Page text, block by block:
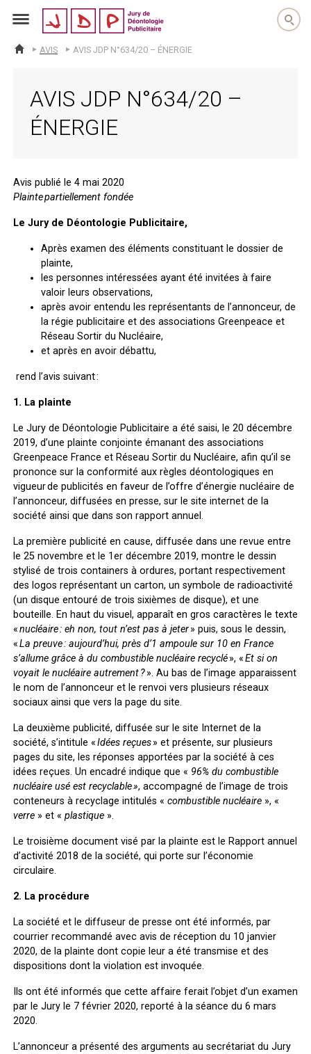
jdp
ACCUEIL
AVIS AVIS JDP N°634/20 – ÉNERGIE
AVIS JDP N°634/20 –
ÉNERGIE
Avis publié le 4 mai 2020
Plainte partiellement fondée
Le Jury de Déontologie Publicitaire,
Après examen des éléments constituant le dossier de
plainte,
les personnes intéressées ayant été invitées à faire
valoir leurs observations,
après avoir entendu les représentants de l’annonceur, de
la régie publicitaire et des associations Greenpeace et
Réseau Sortir du Nucléaire,
et après en avoir débattu,
rend l’avis suivant :
1. La plainte
Le Jury de Déontologie Publicitaire a été saisi, le 20 décembre
2019, d’une plainte conjointe émanant des associations
Greenpeace France et Réseau Sortir du Nucléaire, afin qu’il se
prononce sur la conformité aux règles déontologiques en
vigueur de publicités en faveur de l’offre d’énergie nucléaire de
l’annonceur, diffusées en presse, sur le site internet de la
société ainsi que dans son rapport annuel.
La première publicité en cause, diffusée dans une revue entre
le 25 novembre et le 1erdécembre 2019, montre le dessin
stylisé de trois containers à ordures, portant respectivement
des logos représentant un carton, un symbole de radioactivité
(un disque entouré de trois sixièmes de disque), et une
bouteille. En haut du visuel, apparaît en gros caractères le texte
«nucléaire : eh non, tout n’est pas à jeter» puis, sous le dessin,
«La preuve : aujourd’hui, près d’1 ampoule sur 10 en France
s’allume grâce à du combustible nucléaire recyclé», «Et si on
voyait le nucléaire autrement ?». Au bas de l’image apparaissent
le nom de l’annonceur et le renvoi vers plusieurs réseaux
sociaux ainsi que vers la page du site.
La deuxième publicité, diffusée sur le site Internet de la
société, s’intitule «Idées reçues» et présente, sur plusieurs
pages du site, les réponses apportées par la société à ces
idées reçues. Un encadré indique que « 96% du combustible
nucléaire usé est recyclable », accompagné de l’image de trois
conteneurs à recyclage intitulés « combustible nucléaire», «
verre» et « plastique».
Le troisième document visé par la plainte est le Rapport annuel
d’activité 2018 de la société, qui porte sur l’économie
circulaire.
2. La procédure
La société et le diffuseur de presse ont été informés, par
courrier recommandé avec avis de réception du 10 janvier
2020, de la plainte dont copie leur a été transmise et des
dispositions dont la violation est invoquée.
Ils ont été informés que cette affaire ferait l’objet d’un examen
par le Jury le 7 février 2020, reporté à la séance du 6 mars
2020.
L’annonceur a présenté des arguments au secrétariat du Jury